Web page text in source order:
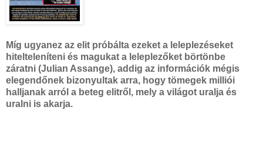
Míg ugyanez az elit próbálta ezeket a leleplezéseket
hitelteleníteni és magukat a leleplezőket börtönbe
záratni (Julian Assange), addig az információk mégis
elegendőnek bizonyultak arra, hogy tömegek milliói
halljanak arról a beteg elitről, mely a világot uralja és
uralni is akarja.